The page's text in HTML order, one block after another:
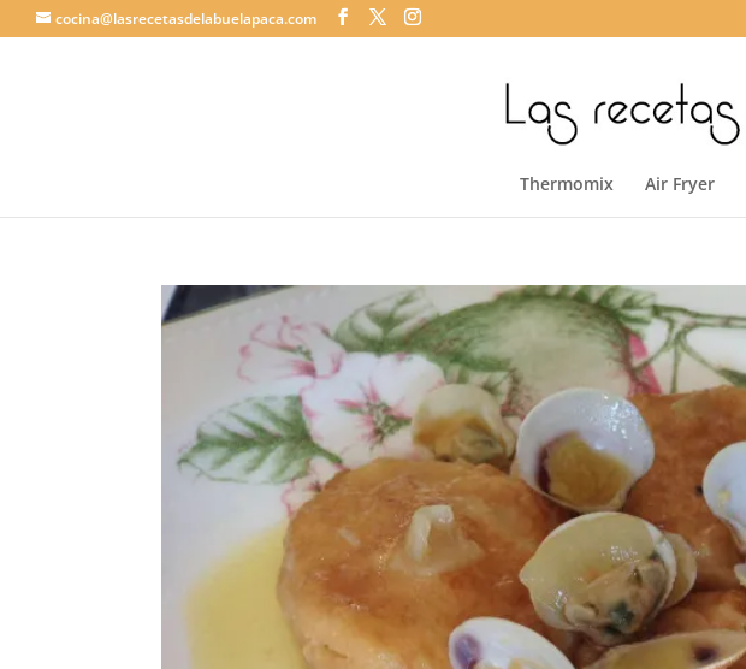
cocina@lasrecetasdelabuelapaca.com
Thermomix Air Fryer